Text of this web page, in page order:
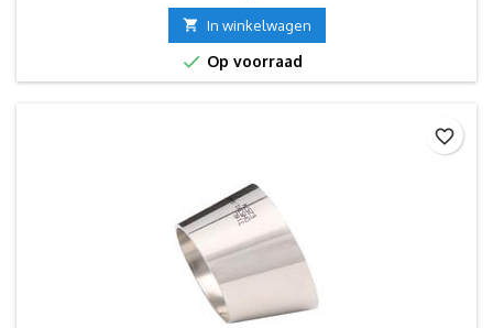
 In winkelwagen
 Op voorraad
favorite_border